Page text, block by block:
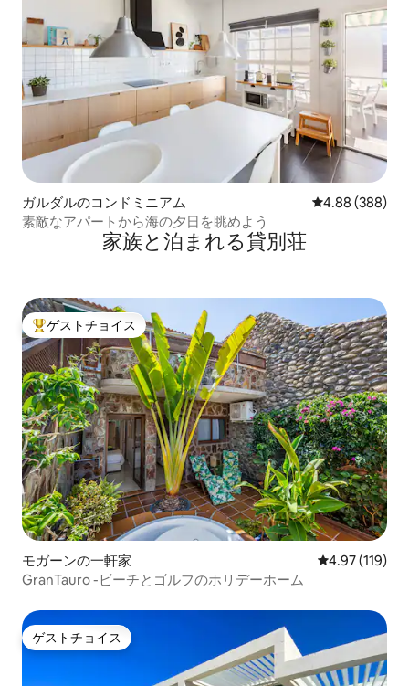
ガルダルのコンドミニアム レビュー388
4.88 (388)
素敵なアパートから海の夕日を眺めよう
家族と泊まれる貸別荘
大好評のゲストチョイスです。
ゲストチョイス
モガーンの一軒家 レビュー119
4.97 (119)
GranTauro -ビーチとゴルフのホリデーホーム
ゲストチョイス
ゲストチョイス